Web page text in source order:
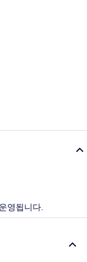
영됩니다.